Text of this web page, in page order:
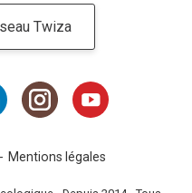
Twiza
Mentions légales